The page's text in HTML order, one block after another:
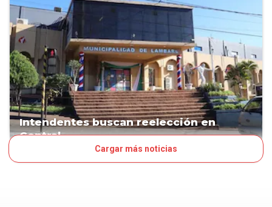
Intendentes buscan reelección en
Central
Cargar más noticias